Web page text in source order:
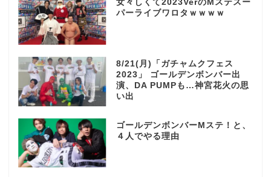
女々しくて2023VerのMステスー
パーライブワロタｗｗｗｗ
8/21(月)「ガチャムクフェス
2023」 ゴールデンボンバー出
演、DA PUMPも…神宮花火の思
い出
ゴールデンボンバーMステ！と、
４人でやる理由